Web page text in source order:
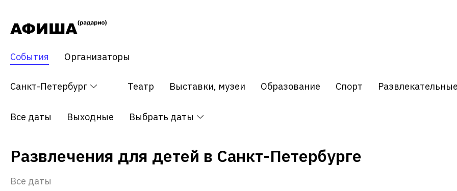
События Организаторы
Санкт-Петербург
Все события Концерт Театр Выставки, музеи Образование Спорт
Все даты Выходные Выбрать даты
Развлечения для детей в Санкт-Петербурге
Все даты